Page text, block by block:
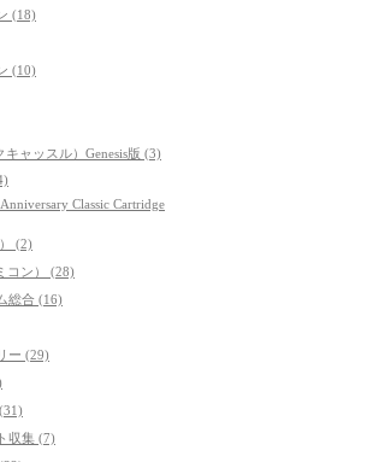
(18)
(10)
キャッスル）Genesis版 (3)
Classic Cartridge
(2)
コン） (28)
総合 (16)
ー (29)
収集 (7)